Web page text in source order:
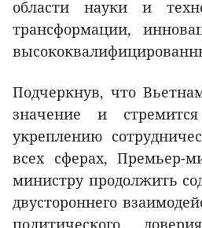
области науки и
трансформации,
Подчеркнув, что
значение и
укреплению
всех сферах, Премьер-
министру продолжить
двустороннего
политического